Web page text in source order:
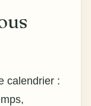
calendrier :